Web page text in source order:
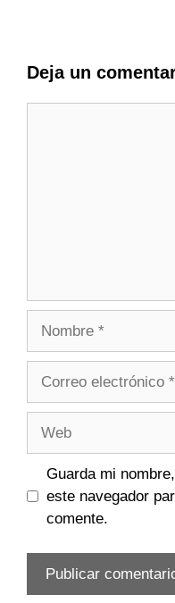
Deja un
Guarda mi
este navegador
comente.